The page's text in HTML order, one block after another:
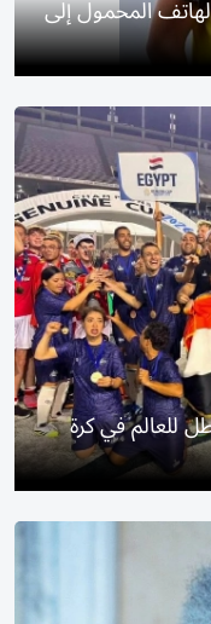
المحمول إلى
للعالم في كرة